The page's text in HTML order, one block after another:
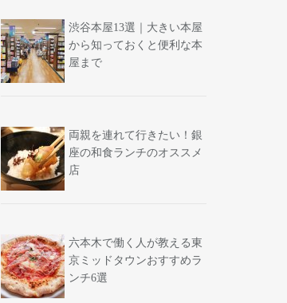
渋谷本屋13選｜大きい本屋
から知っておくと便利な本
屋まで
両親を連れて行きたい！銀
座の和食ランチのオススメ
店
六本木で働く人が教える東
京ミッドタウンおすすめラ
ンチ6選